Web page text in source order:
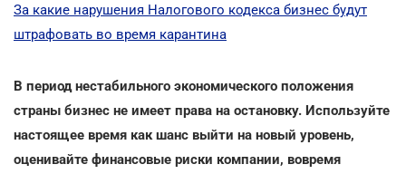
За какие нарушения Налогового кодекса бизнес будут
штрафовать во время карантина
В период нестабильного экономического положения
страны бизнес не имеет права на остановку. Используйте
настоящее время как шанс выйти на новый уровень,
оценивайте финансовые риски компании, вовремя